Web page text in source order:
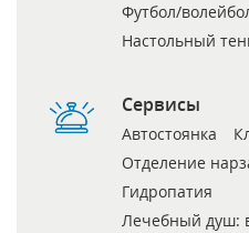
Футбол/
Настольный
Сервисы
Автостоянка
Отделение
Гидропатия
Лечебный душ: